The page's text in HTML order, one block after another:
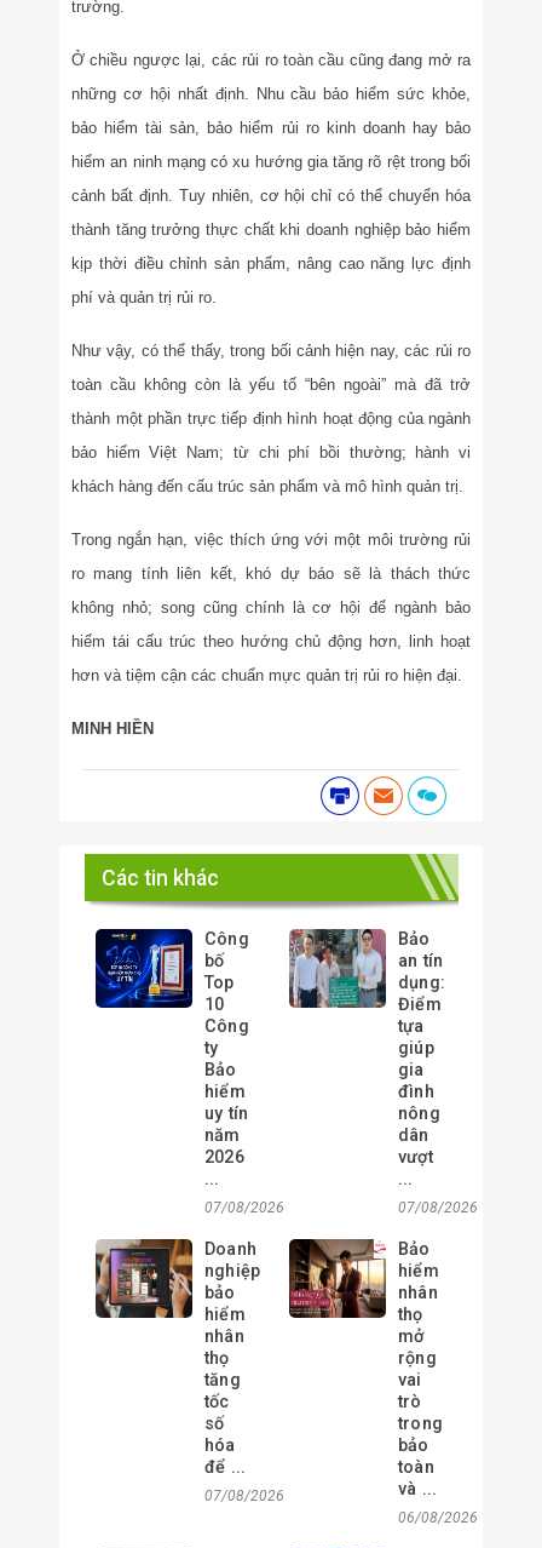
trường.
Ở chiều ngược lại, các rủi ro toàn cầu cũng đang mở ra
những cơ hội nhất định. Nhu cầu bảo hiểm sức khỏe,
bảo hiểm tài sản, bảo hiểm rủi ro kinh doanh hay bảo
hiểm an ninh mạng có xu hướng gia tăng rõ rệt trong bối
cảnh bất định. Tuy nhiên, cơ hội chỉ có thể chuyển hóa
thành tăng trưởng thực chất khi doanh nghiệp bảo hiểm
kịp thời điều chỉnh sản phẩm, nâng cao năng lực định
phí và quản trị rủi ro.
Như vậy, có thể thấy, trong bối cảnh hiện nay, các rủi ro
toàn cầu không còn là yếu tố “bên ngoài” mà đã trở
thành một phần trực tiếp định hình hoạt động của ngành
bảo hiểm Việt Nam; từ chi phí bồi thường; hành vi
khách hàng đến cấu trúc sản phẩm và mô hình quản trị.
Trong ngắn hạn, việc thích ứng với một môi trường rủi
ro mang tính liên kết, khó dự báo sẽ là thách thức
không nhỏ; song cũng chính là cơ hội để ngành bảo
hiểm tái cấu trúc theo hướng chủ động hơn, linh hoạt
hơn và tiệm cận các chuẩn mực quản trị rủi ro hiện đại.
MINH HIỀN
Các tin khác
Công
bố
Top
10
Công
ty
Bảo
hiểm
uy tín
năm
2026
...
07/08/2026
Bảo
an tín
dụng:
Điểm
tựa
giúp
gia
đình
nông
dân
vượt
...
07/08/2026
Doanh
nghiệp
bảo
hiểm
nhân
thọ
tăng
tốc
số
hóa
để ...
07/08/2026
Bảo
hiểm
nhân
thọ
mở
rộng
vai
trò
trong
bảo
toàn
và ...
06/08/2026